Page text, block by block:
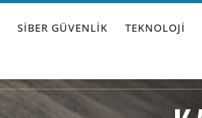
SIBER GÜVENLIK TEKNOLOJI